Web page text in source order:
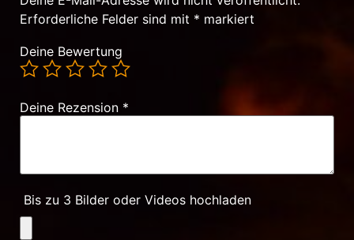
Erforderliche Felder sind mit * markiert
Deine Bewertung
Deine Rezension *
Bis zu 3 Bilder oder Videos hochladen